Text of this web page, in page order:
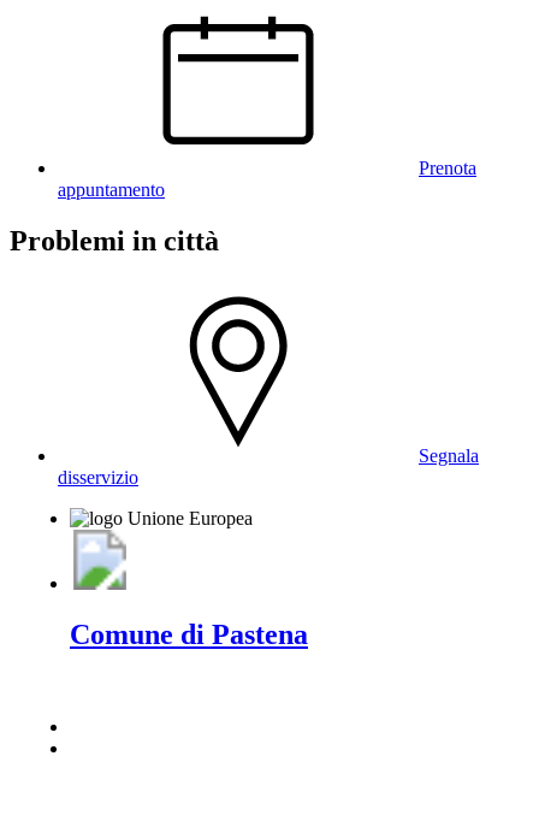
Prenota
appuntamento
Problemi in città
Segnala
disservizio
Comune di Pastena